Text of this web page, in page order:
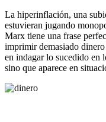
La hiperinflación, una
estuvieran jugando
Marx tiene una frase
imprimir demasiado
en indagar lo sucedido en
sino que aparece en